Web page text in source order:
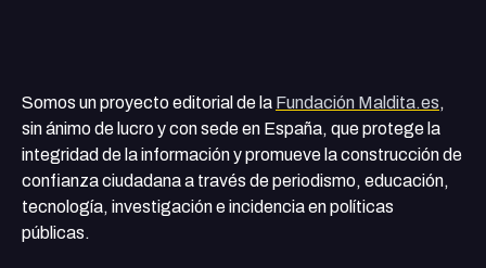
Somos un proyecto editorial de la Fundación Maldita.es,
sin ánimo de lucro y con sede en España, que protege la
integridad de la información y promueve la construcción de
confianza ciudadana a través de periodismo, educación,
tecnología, investigación e incidencia en políticas
públicas.